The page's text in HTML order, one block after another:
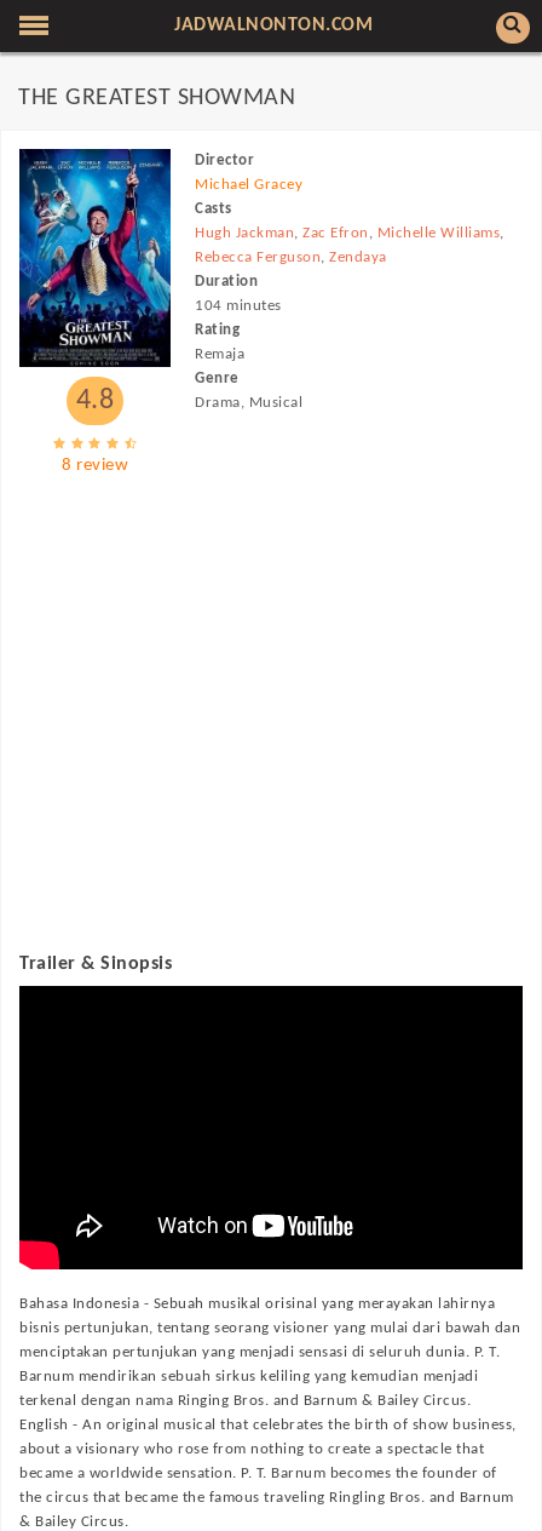
JADWALNONTON.COM
THE GREATEST SHOWMAN
4.8
8 review
Director
Michael Gracey
Casts
Hugh Jackman,Zac Efron , Michelle Williams,
Rebecca Ferguson,Zendaya
Duration
104 minutes
Rating
Remaja
Genre
Drama, Musical
Trailer & Sinopsis
Bahasa Indonesia - Sebuah musikal orisinal yang merayakan lahirnya
bisnis pertunjukan, tentang seorang visioner yang mulai dari bawah dan
menciptakan pertunjukan yang menjadi sensasi di seluruh dunia. P. T.
Barnum mendirikan sebuah sirkus keliling yang kemudian menjadi
terkenal dengan nama Ringing Bros. and Barnum & Bailey Circus.
English - An original musical that celebrates the birth of show business,
about a visionary who rose from nothing to create a spectacle that
became a worldwide sensation. P. T. Barnum becomes the founder of
the circus that became the famous traveling Ringling Bros. and Barnum
& Bailey Circus.